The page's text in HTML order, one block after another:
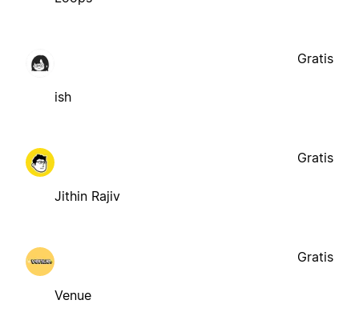
ish
Gratis
Jithin Rajiv
Gratis
Venue
Gratis